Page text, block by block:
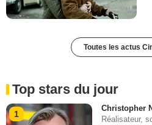
Toutes les actus
Top stars du jour
1
Christopher
Réalisateur,